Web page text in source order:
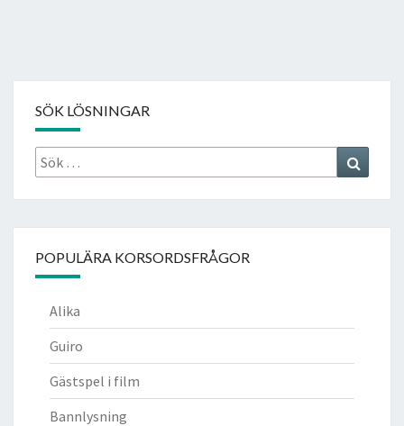
SÖK LÖSNINGAR
Sök
efter:
POPULÄRA KORSORDSFRÅGOR
Alika
Guiro
Gästspel i film
Bannlysning